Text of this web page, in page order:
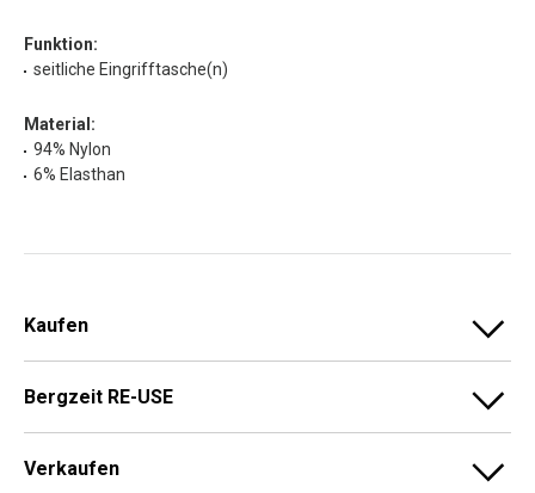
Funktion:
seitliche Eingrifftasche(n)
Material:
94% Nylon
6% Elasthan
Kaufen
Bergzeit RE-USE
Verkaufen